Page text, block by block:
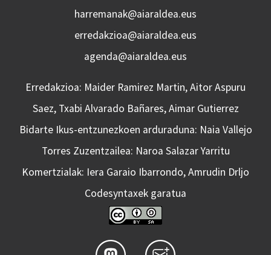
harremanak@aiaraldea.eus
erredakzioa@aiaraldea.eus
agenda@aiaraldea.eus
Erredakzioa: Maider Ramirez Martin, Aitor Aspuru
Saez, Txabi Alvarado Bañares, Aimar Gutierrez
Bidarte Ikus-entzunezkoen arduraduna: Naia Vallejo
Torres Zuzentzailea: Naroa Salazar Yarritu
Komertzialak: Iera Garaio Ibarrondo, Amrudin Drljo
Codesyntaxek garatua